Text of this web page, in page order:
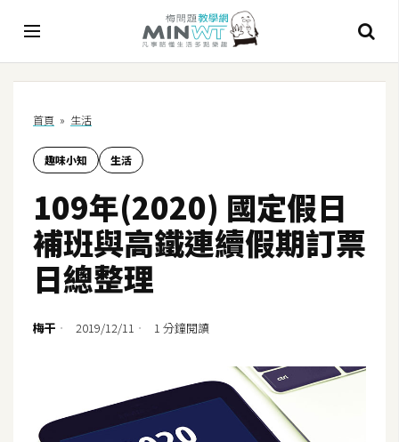
I
A
工
具
C
h
t
首頁 » 生活
趣味小知 生活
109年(2020) 國定假日
補班與高鐵連續假期訂票
日總整理
梅干 2019/12/11 1 分鐘閱讀